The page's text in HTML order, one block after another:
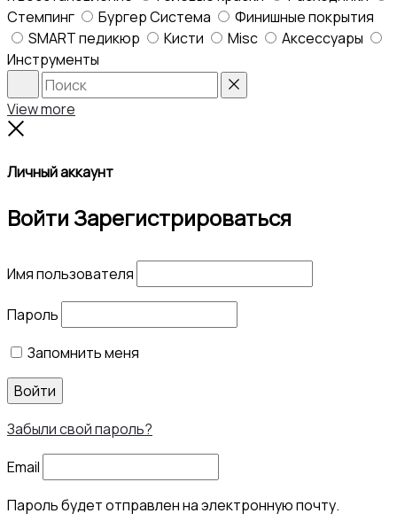
Стемпинг
Бургер Система
Финишные покрытия
SMART педикюр
Кисти Misc
Аксессуары
Инструменты
Search
View more
Личный аккаунт
ВойтиЗарегистрироваться
Имя пользователя
Пароль
Запомнить меня
Войти
Забыли свой пароль?
Email
Пароль будет отправлен на электронную почту.